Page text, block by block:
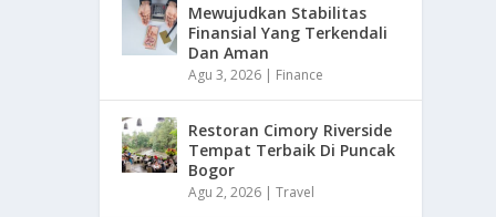
Mewujudkan Stabilitas
Finansial Yang Terkendali
Dan Aman
Agu 3, 2026 | Finance
Restoran Cimory Riverside
Tempat Terbaik Di Puncak
Bogor
Agu 2, 2026 |Travel